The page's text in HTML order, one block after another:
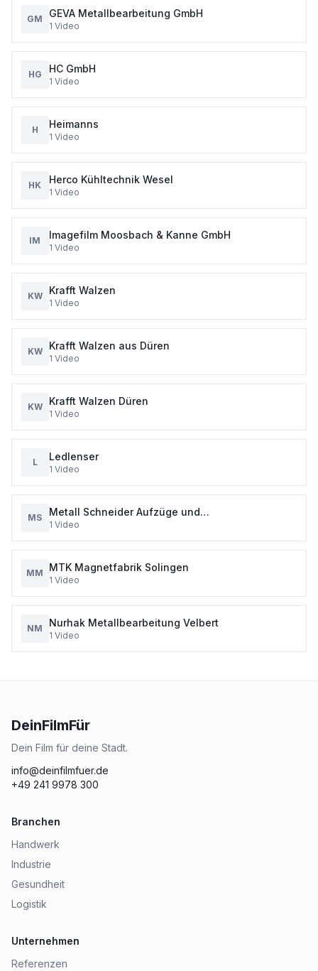
GM GEVA Metallbearbeitung GmbH
1 Video
HG HC GmbH
1 Video
H Heimanns
1 Video
HK Herco Kühltechnik Wesel
1 Video
IM Imagefilm Moosbach & Kanne GmbH
1 Video
KW Krafft Walzen
1 Video
KW Krafft Walzen aus Düren
1 Video
KW Krafft Walzen Düren
1 Video
L Ledlenser
1 Video
MS
Metall Schneider Aufzüge und
Metallkonstruktionen. Der
1 Video
MM MTK Magnetfabrik Solingen
1 Video
NM Nurhak Metallbearbeitung Velbert
1 Video
DeinFilmFür
Dein Film für deine Stadt.
info@deinfilmfuer.de
+49 241 9978 300
Branchen
Handwerk
Industrie
Gesundheit
Logistik
Unternehmen
Referenzen